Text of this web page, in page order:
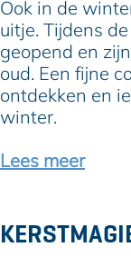
n
A
v
i
f
u
n
:
e
Ook in de
uitje. Tijdens
geopend en
oud. Een fijne
ontdekken en
winter.
Lees meer